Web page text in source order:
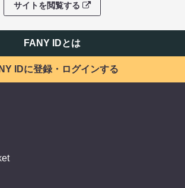
サイトを閲覧する
FANY IDとは
IDに登録・ログインする